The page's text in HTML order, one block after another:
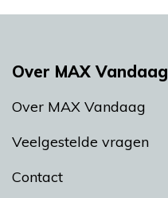
Over MAX Vandaag
Over MAX Vandaag
Veelgestelde vragen
Contact